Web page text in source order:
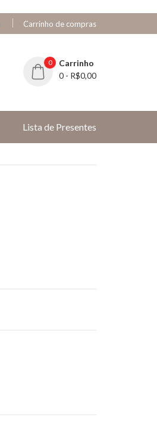
Carrinho de compras
0
Carrinho
0 - R$0,00
Lista de Presentes